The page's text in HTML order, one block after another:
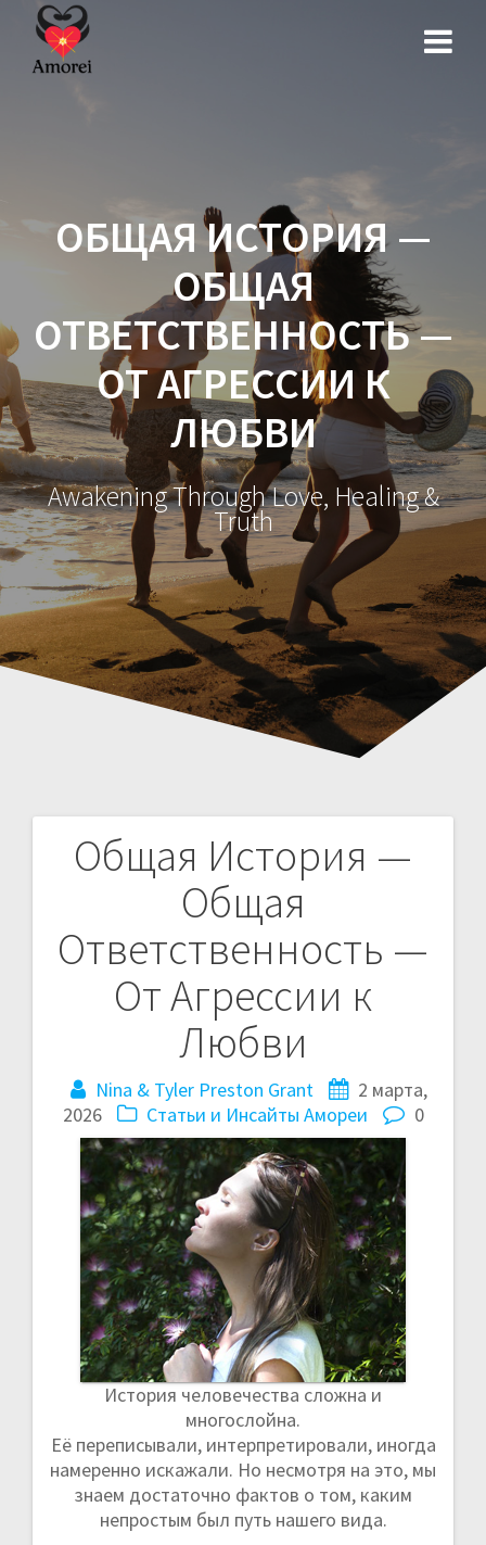
ОБЩАЯ ИСТОРИЯ —
ОБЩАЯ
ОТВЕТСТВЕННОСТЬ —
ОТ АГРЕССИИ К
ЛЮБВИ
Awakening Through Love, Healing &
Truth
Общая История —
Общая
Ответственность —
От Агрессии к
Любви
Nina & Tyler Preston Grant
2 марта,
2026
Статьи и Инсайты Амореи 0
История человечества сложна и
многослойна.
Её переписывали, интерпретировали, иногда
намеренно искажали. Но несмотря на это, мы
знаем достаточно фактов о том, каким
непростым был путь нашего вида.
п